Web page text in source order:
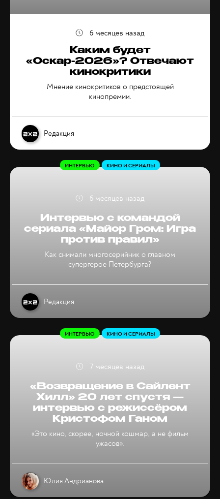
Каким будет
«Оскар-2026»? Отвечают
кинокритики
Мнение кинокритиков о предстоящей
кинопремии.
Редакция
6 месяцев назад
Интервью с командой
сериала «Майор Гром: Игра
против правил»
Как снимали многосерийник о главном
супергерое Петербурга?
ИНТЕРВЬЮ КИНО И СЕРИАЛЫ
Редакция
6 месяцев назад
«Возвращение в Сайлент
Хилл» 20 лет спустя —
интервью с режиссёром
Кристофом Ганом
«Это кино, скорее, ночной кошмар, а не фильм
ужасов».
ИНТЕРВЬЮ КИНО И СЕРИАЛЫ
Юлия Андрианова
7 месяцев назад